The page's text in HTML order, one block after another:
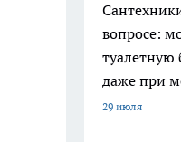
вопросе:
туалетную
даже при
29 июля